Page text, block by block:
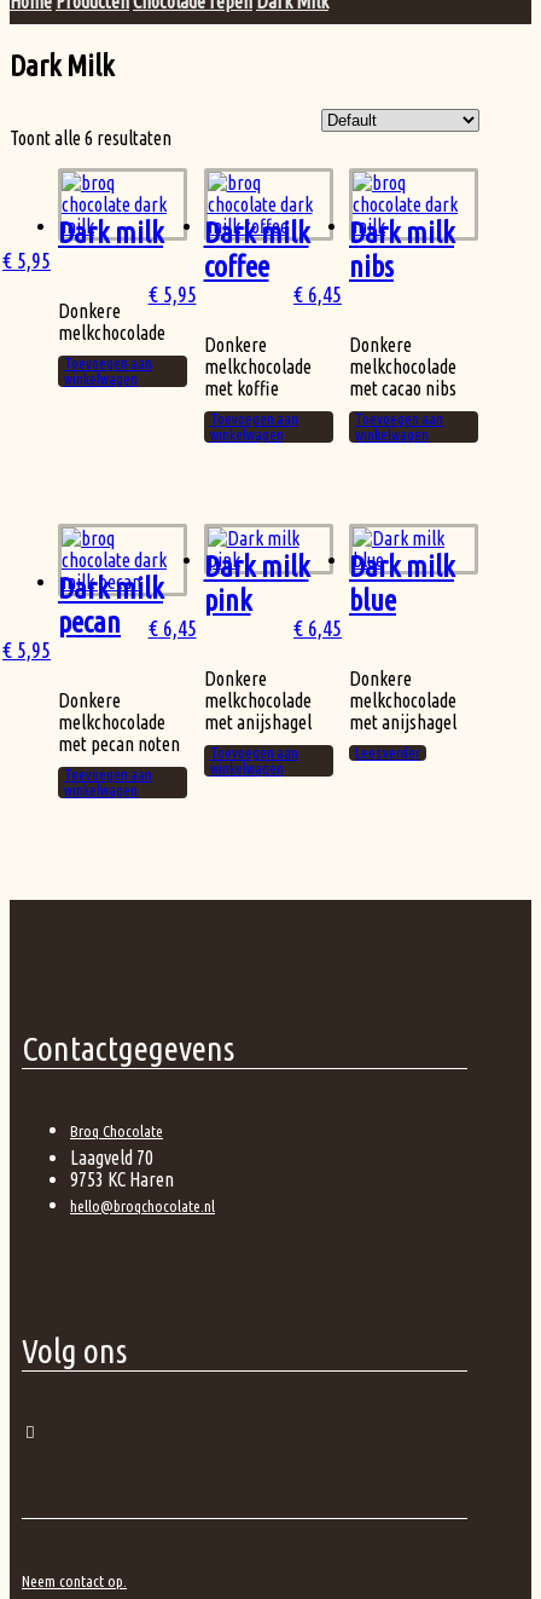
Dark Milk
Toont alle 6 resultaten
Dark milk
€ 5,95
Donkere
melkchocolade
Toevoegen aan
winkelwagen
Dark milk
coffee
€5,95
Donkere
melkchocolade
met koffie
Toevoegen aan
winkelwagen
Dark milk
nibs
€ 6,45
Donkere
melkchocolade
met cacao nibs
Toevoegen aan
winkelwagen
Dark milk
pecan
€ 5,95
Donkere
melkchocolade
met pecan noten
Toevoegen aan
winkelwagen
Dark milk
pink
€6,45
Donkere
melkchocolade
met anijshagel
Toevoegen aan
winkelwagen
Dark milk
blue
€ 6,45
Donkere
melkchocolade
met anijshagel
Lees verder
Contactgegevens
Broq Chocolate
Laagveld 70
9753 KC Haren
hello@broqchocolate.nl
Volg ons
Neem contact op.